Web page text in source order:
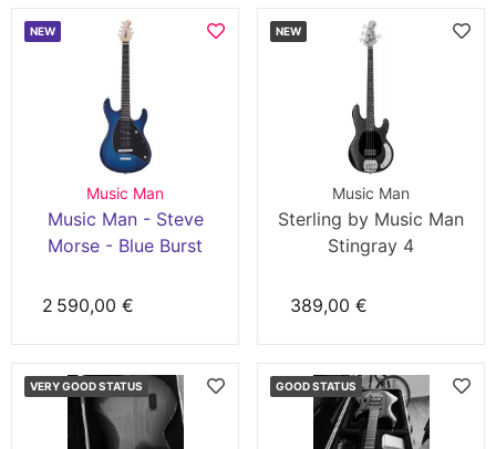
NEW
Music Man
Music Man - Steve
Morse - Blue Burst
2 590,00 €
NEW
Music Man
Sterling by Music Man
Stingray 4
389,00 €
VERY GOOD STATUS GOOD STATUS